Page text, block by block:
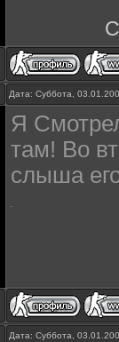
Дата: Суббота,
Я
там! Во
слыша
Дата: Суббота,